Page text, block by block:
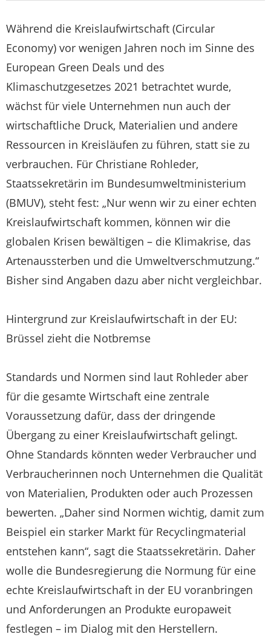
Während die Kreislaufwirtschaft (Circular
Economy) vor wenigen Jahren noch im Sinne des
European Green Deals und des
Klimaschutzgesetzes 2021 betrachtet wurde,
wächst für viele Unternehmen nun auch der
wirtschaftliche Druck, Materialien und andere
Ressourcen in Kreisläufen zu führen, statt sie zu
verbrauchen. Für Christiane Rohleder,
Staatssekretärin im Bundesumweltministerium
(BMUV), steht fest: „Nur wenn wir zu einer echten
Kreislaufwirtschaft kommen, können wir die
globalen Krisen bewältigen – die Klimakrise, das
Artenaussterben und die Umweltverschmutzung.“
Bisher sind Angaben dazu aber nicht vergleichbar.
Hintergrund zur Kreislaufwirtschaft in der EU:
Brüssel zieht die Notbremse
Standards und Normen sind laut Rohleder aber
für die gesamte Wirtschaft eine zentrale
Voraussetzung dafür, dass der dringende
Übergang zu einer Kreislaufwirtschaft gelingt.
Ohne Standards könnten weder Verbraucher und
Verbraucherinnen noch Unternehmen die Qualität
von Materialien, Produkten oder auch Prozessen
bewerten. „Daher sind Normen wichtig, damit zum
Beispiel ein starker Markt für Recyclingmaterial
entstehen kann“, sagt die Staatssekretärin. Daher
wolle die Bundesregierung die Normung für eine
echte Kreislaufwirtschaft in der EU voranbringen
und Anforderungen an Produkte europaweit
festlegen – im Dialog mit den Herstellern.